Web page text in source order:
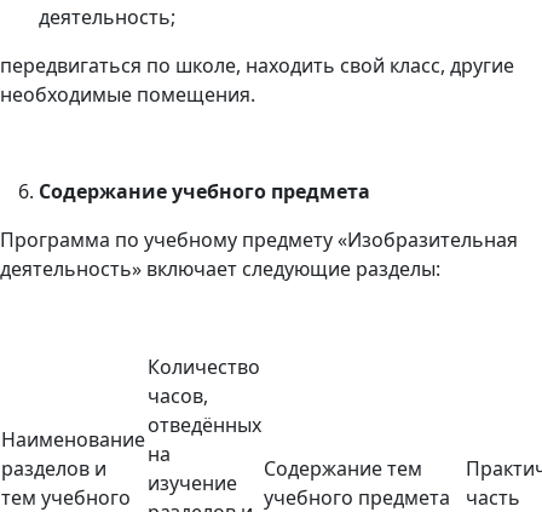
деятельность;
передвигаться по школе, находить свой класс, другие
необходимые помещения.
Содержание учебного предмета
Программа по учебному предмету «Изобразительная
деятельность» включает следующие разделы:
Наименование
разделов и
тем учебного
Количество
часов,
отведённых
на
изучение
Содержание тем
учебного предмета
часть